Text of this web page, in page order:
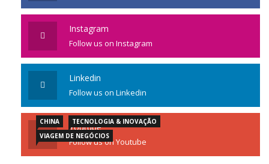
Instagram
Follow us on Instagram
Linkedin
Follow us on Linkedin
Youtube
Follow us on Youtube
CHINA
TECNOLOGIA & INOVAÇÃO
VIAGEM DE NEGÓCIOS